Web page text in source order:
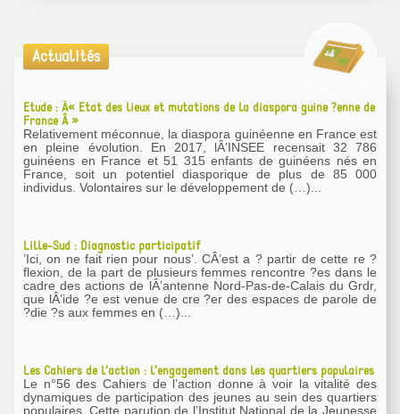
Actualités
Etude : Â« Etat des lieux et mutations de la diaspora guine ?enne de
France Â »
Relativement méconnue, la diaspora guinéenne en France est
en pleine évolution. En 2017, lÂ’INSEE recensait 32 786
guinéens en France et 51 315 enfants de guinéens nés en
France, soit un potentiel diasporique de plus de 85 000
individus. Volontaires sur le développement de (…)...
Lille-Sud : Diagnostic participatif
’Ici, on ne fait rien pour nous’. CÂ’est a ? partir de cette re ?
flexion, de la part de plusieurs femmes rencontre ?es dans le
cadre des actions de lÂ’antenne Nord-Pas-de-Calais du Grdr,
que lÂ’ide ?e est venue de cre ?er des espaces de parole de
?die ?s aux femmes en (…)...
Les Cahiers de l’action : l’engagement dans les quartiers populaires
Le n°56 des Cahiers de l’action donne à voir la vitalité des
dynamiques de participation des jeunes au sein des quartiers
populaires. Cette parution de l’Institut National de la Jeunesse